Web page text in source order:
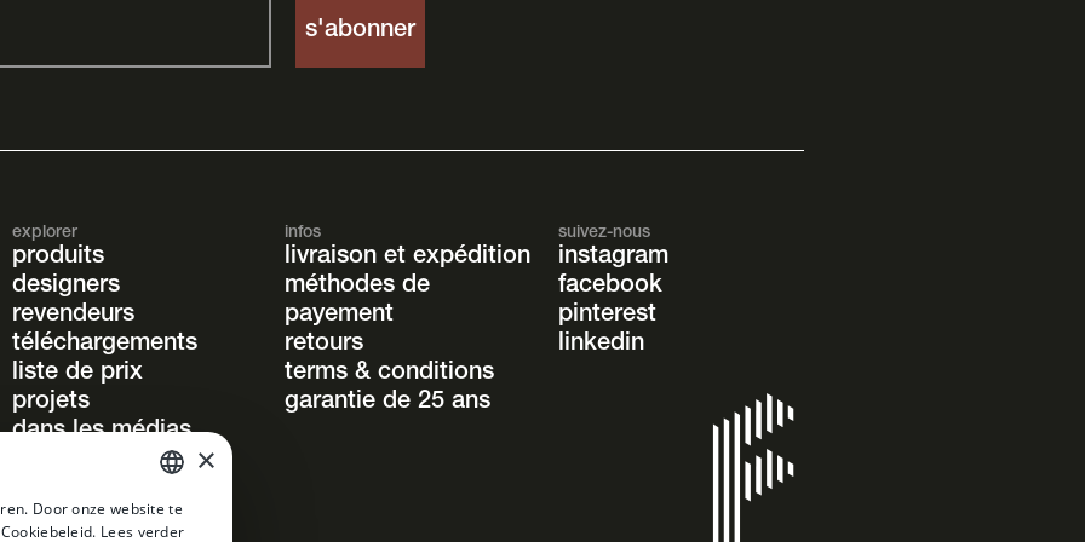
explorer
produits
designers
revendeurs
téléchargements
liste de prix
projets
dans les médias
infos
livraison et expédition
méthodes de
payement
retours
terms & conditions
garantie de 25 ans
suivez-nous
instagram
facebook
pinterest
linkedin
DUTCH
×
Door onze website te
Lees verder